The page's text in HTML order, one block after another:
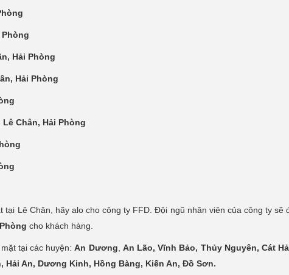
Hải Phòng
Hải Phòng
Chân, Hải Phòng
Lê Chân, hãy alo cho công ty FFD. Đội ngũ nhân viên của công ty sẽ
cho khách hàng.
tại các huyện:An Dương An Lão, Vĩnh Bảo, Thủy Nguyên, Cát
Hải An, Dương Kinh, Hồng Bàng, Kiến An, Đồ Sơn.